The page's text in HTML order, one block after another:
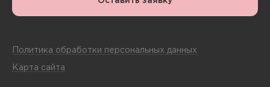
Политика обработки персональных данных
Карта сайта